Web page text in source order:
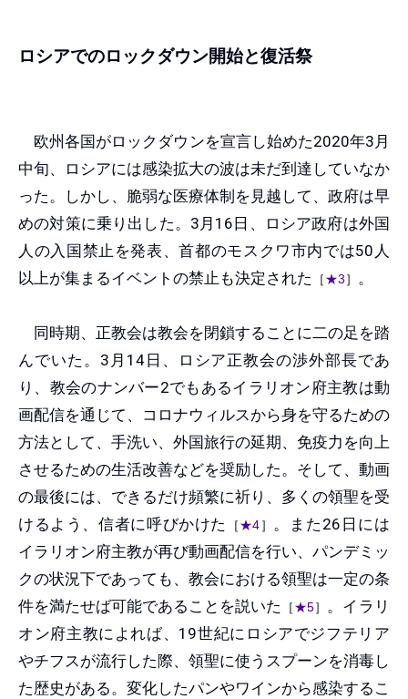
ロシアでのロックダウン開始と復活祭
欧州各国がロックダウンを宣言し始めた2020年3月
中旬、ロシアには感染拡大の波は未だ到達していなか
った。しかし、脆弱な医療体制を見越して、政府は早
めの対策に乗り出した。3月16日、ロシア政府は外国
人の入国禁止を発表、首都のモスクワ市内では50人
以上が集まるイベントの禁止も決定された
［ ★3 ］ 。
同時期、正教会は教会を閉鎖することに二の足を踏
んでいた。3月14日、ロシア正教会の渉外部長であ
り、教会のナンバー2でもあるイラリオン府主教は動
画配信を通じて、コロナウィルスから身を守るための
方法として、手洗い、外国旅行の延期、免疫力を向上
させるための生活改善などを奨励した。そして、動画
の最後には、できるだけ頻繁に祈り、多くの領聖を受
けるよう、信者に呼びかけた
［ ★4 ］ 。また26日には
イラリオン府主教が再び動画配信を行い、パンデミッ
クの状況下であっても、教会における領聖は一定の条
件を満たせば可能であることを説いた
［ ★5］ 。イラリ
オン府主教によれば、19世紀にロシアでジフテリア
やチフスが流行した際、領聖に使うスプーンを消毒し
た歴史がある。変化したパンやワインから感染するこ